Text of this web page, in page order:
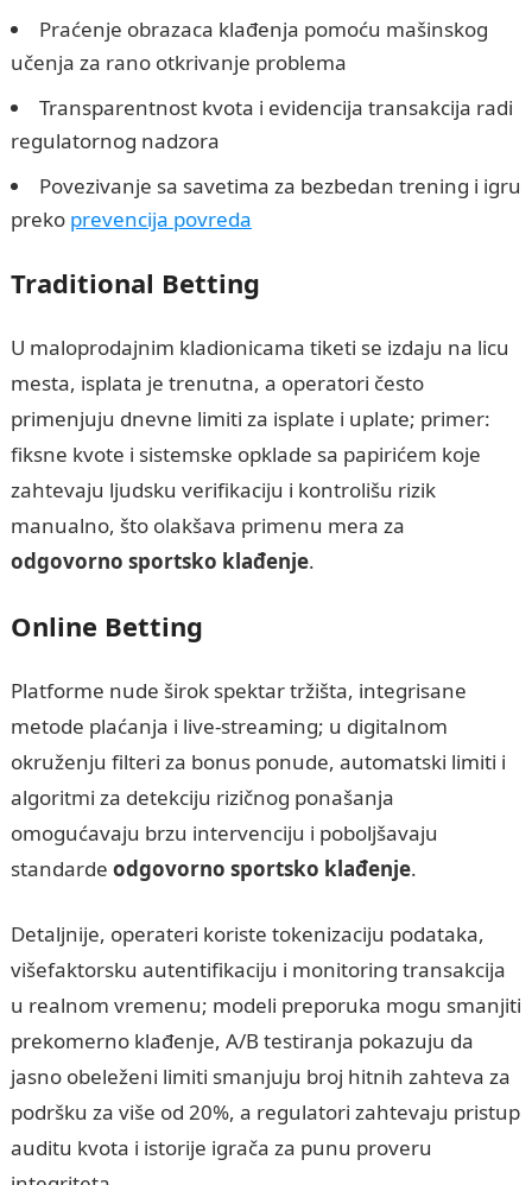
Praćenje obrazaca klađenja pomoću mašinskog
učenja za rano otkrivanje problema
Transparentnost kvota i evidencija transakcija radi
regulatornog nadzora
Povezivanje sa savetima za bezbedan trening i igru
preko prevencija povreda
Traditional Betting
U maloprodajnim kladionicama tiketi se izdaju na licu
mesta, isplata je trenutna, a operatori često
primenjuju dnevne limiti za isplate i uplate; primer:
fiksne kvote i sistemske opklade sa papirićem koje
zahtevaju ljudsku verifikaciju i kontrolišu rizik
manualno, što olakšava primenu mera za
odgovorno sportsko klađenje.
Online Betting
Platforme nude širok spektar tržišta, integrisane
metode plaćanja i live-streaming; u digitalnom
okruženju filteri za bonus ponude, automatski limiti i
algoritmi za detekciju rizičnog ponašanja
omogućavaju brzu intervenciju i poboljšavaju
standarde odgovorno sportsko klađenje.
Detaljnije, operateri koriste tokenizaciju podataka,
višefaktorsku autentifikaciju i monitoring transakcija
u realnom vremenu; modeli preporuka mogu smanjiti
prekomerno klađenje, A/B testiranja pokazuju da
jasno obeleženi limiti smanjuju broj hitnih zahteva za
podršku za više od 20%, a regulatori zahtevaju pristup
auditu kvota i istorije igrača za punu proveru